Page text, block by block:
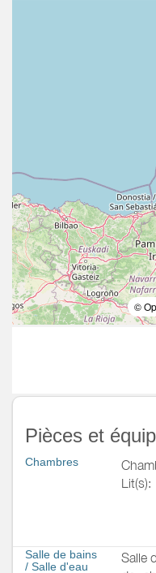
©
Pièces et
Chambres
Lit(s):
Salle de bains
/ Salle d'eau
Salle